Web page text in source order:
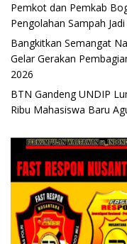
Pemkot dan Pemkab
Pengolahan Sampah
Bangkitkan Semangat
Gelar Gerakan
2026
BTN Gandeng UNDIP
Ribu Mahasiswa Baru